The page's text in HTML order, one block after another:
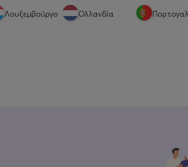
Λουξεμβούργο Ολλανδία